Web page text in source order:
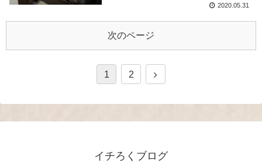
2020.05.31
次のページ
1 2
イチろくブログ